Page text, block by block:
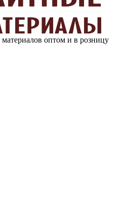
оптом и в розницу